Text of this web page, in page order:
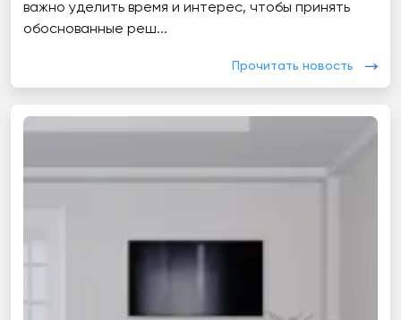
важно уделить время и интерес, чтобы принять
обоснованные реш...
Прочитать новость